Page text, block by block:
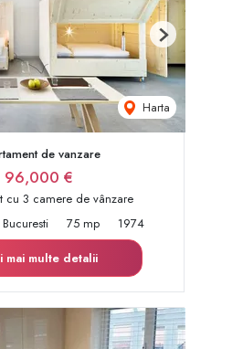
Harta
Next
de vanzare
96,000 €
cu 3 camere de vânzare
75 mp
1974
mai multe detalii